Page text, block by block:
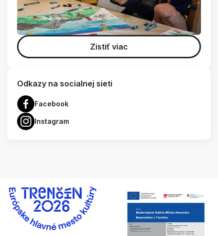
Zistiť viac
Odkazy na socialnej sieti
Facebook
Instagram